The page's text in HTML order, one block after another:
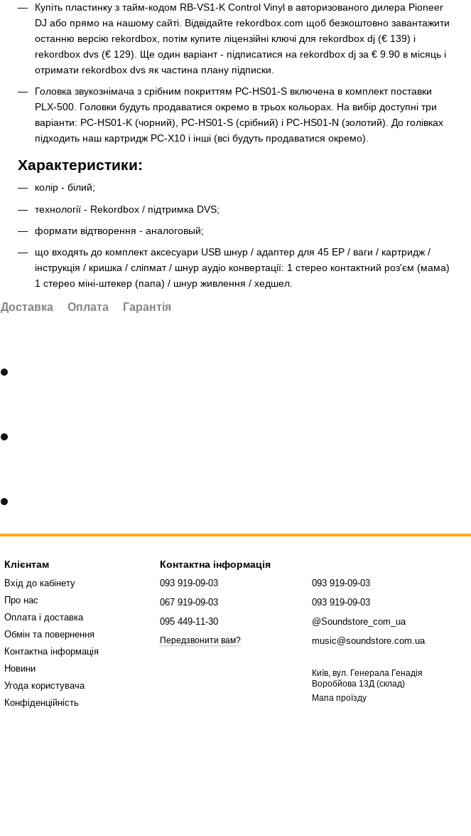
Купіть пластинку з тайм-кодом RB-VS1-K Control Vinyl в авторизованого дилера Pioneer
DJ або прямо на нашому сайті. Відвідайте rekordbox.com щоб безкоштовно завантажити
останню версію rekordbox, потім купите ліцензійні ключі для rekordbox dj (€ 139) і
rekordbox dvs (€ 129). Ще один варіант - підписатися на rekordbox dj за € 9.90 в місяць і
отримати rekordbox dvs як частина плану підписки.
Головка звукознімача з срібним покриттям PC-HS01-S включена в комплект поставки
PLX-500. Головки будуть продаватися окремо в трьох кольорах. На вибір доступні три
варіанти: PC-HS01-K (чорний), PC-HS01-S (срібний) і PC-HS01-N (золотий). До голівках
підходить наш картридж PC-X10 і інші (всі будуть продаватися окремо).
Характеристики:
колір - білий;
технології - Rekordbox / підтримка DVS;
формати відтворення - аналоговый;
що входять до комплект аксесуари USB шнур / адаптер для 45 EP / ваги / картридж /
інструкція / кришка / сліпмат / шнур аудіо конвертації: 1 стерео контактний роз'єм (мама)
1 стерео міні-штекер (папа) / шнур живлення / хедшел.
Доставка Оплата Гарантія
Клієнтам
Вхід до кабінету
Про нас
Оплата і доставка
Обмін та повернення
Контактна інформація
Новини
Угода користувача
Конфіденційність
Контактна інформація
093 919-09-03
067 919-09-03
095 449-11-30
Передзвонити вам?
093 919-09-03
093 919-09-03
@Soundstore_com_ua
music@soundstore.com.ua
Київ, вул. Генерала Генадія
Воробйова 13Д (склад)
Мапа проїзду